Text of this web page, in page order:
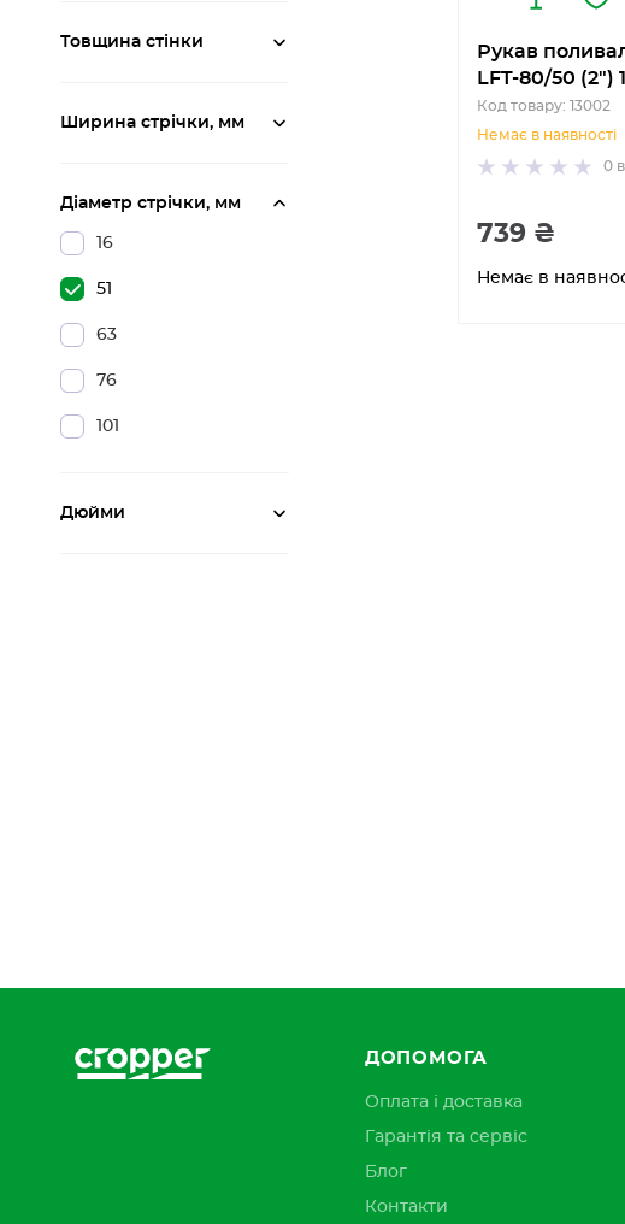
Рукав
LFT-80/50 (2")
Код товару: 13002
Немає в наявності
0
739 ₴
Немає в
Товщина стінки
Ширина стрічки, мм
Діаметр стрічки, мм
16
51
63
76
101
Дюйми
ДОПОМОГА
Оплата і доставка
Гарантія та сервіс
Блог
Контакти